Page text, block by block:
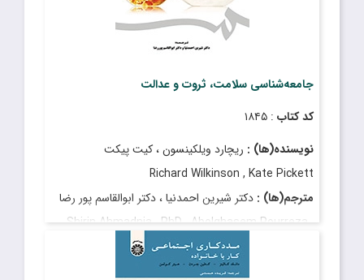
جامعه‌شناسی سلامت، ثروت و عدالت
کد کتاب : ۱۸۴۵
نویسنده(ها) : ریچارد ویلکینسون ، کیت پیکت
Richard Wilkinson , Kate Pickett
مترجم(ها) : دکتر شیرین احمدنیا ، دکتر ابوالقاسم پور رضا
Shirin Ahmadnia , PhD , Abolghasem Pourreza ,